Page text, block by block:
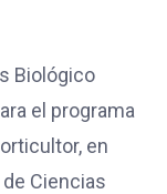
Biológico
el programa
en
Ciencias